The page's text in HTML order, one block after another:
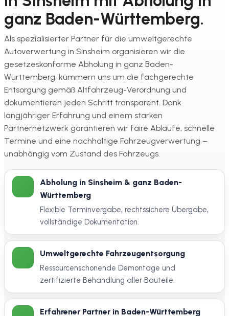
ganz Baden-Württemberg.
Als spezialisierter Partner für die umweltgerechte
Autoverwertung in Sinsheim organisieren wir die
gesetzeskonforme Abholung in ganz Baden-
Württemberg, kümmern uns um die fachgerechte
Entsorgung gemäß Altfahrzeug-Verordnung und
dokumentieren jeden Schritt transparent. Dank
langjähriger Erfahrung und einem starken
Partnernetzwerk garantieren wir faire Abläufe, schnelle
Termine und eine nachhaltige Fahrzeugverwertung –
unabhängig vom Zustand des Fahrzeugs.
Abholung in Sinsheim & ganz Baden-
Württemberg
Flexible Terminvergabe, rechtssichere Übergabe,
vollständige Dokumentation.
Umweltgerechte Fahrzeugentsorgung
Ressourcenschonende Demontage und
zertifizierte Behandlung aller Bauteile.
Erfahrener Partner in Baden-Württemberg